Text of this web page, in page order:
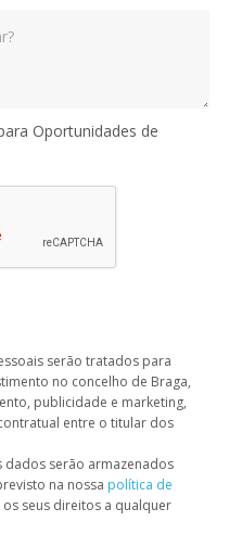
Oportunidades de
serão tratados para
no concelho de Braga,
publicidade e marketing,
entre o titular dos
serão armazenados
na nossa política de
seus direitos a qualquer